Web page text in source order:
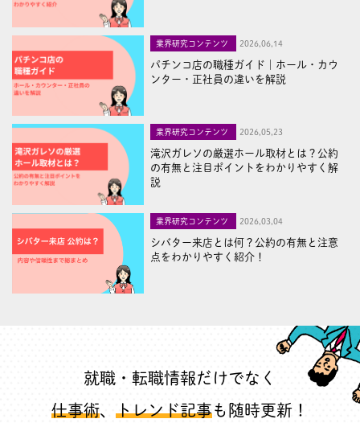
業界研究コンテンツ 2026,06,14
パチンコ店の職種ガイド｜ホール・カウ
ンター・正社員の違いを解説
業界研究コンテンツ 2026,05,23
滝沢ガレソの厳選ホール取材とは？公約
の有無と注目ポイントをわかりやすく解
説
業界研究コンテンツ 2026,03,04
シバター来店とは何？公約の有無と注意
点をわかりやすく紹介！
就職・転職情報だけでなく
仕事術、 トレンド記事も随時更新！